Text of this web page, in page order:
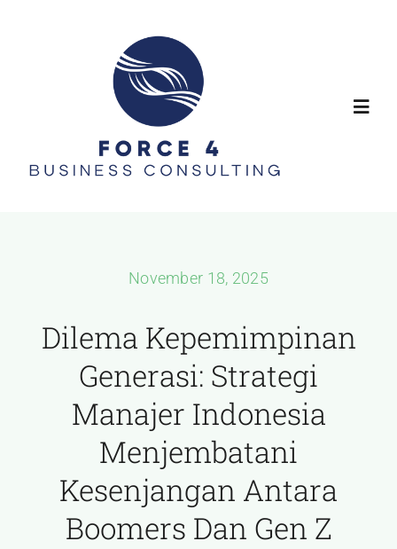
Home
Our Process
Contact Us
November 18, 2025
Dilema Kepemimpinan
Generasi: Strategi
Manajer Indonesia
Menjembatani
Kesenjangan Antara
Boomers Dan Gen Z